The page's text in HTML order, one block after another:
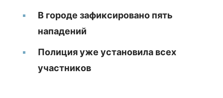
В городе зафиксировано пять
нападений
Полиция уже установила всех
участников